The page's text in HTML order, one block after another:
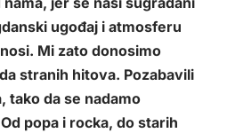
ugođaj i atmosferu
Mi zato donosimo
stranih hitova. Pozabavili
tako da se nadamo
popa i rocka, do starih